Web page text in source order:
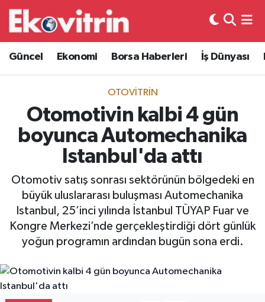
Güncel Ekonomi Borsa Haberleri İş Dünyası
OTOVITRIN
Otomotivin kalbi 4 gün
boyunca Automechanika
Istanbul'da attı
Otomotiv satış sonrası sektörünün bölgedeki en
büyük uluslararası buluşması Automechanika
Istanbul, 25’inci yılında İstanbul TÜYAP Fuar ve
Kongre Merkezi’nde gerçekleştirdiği dört günlük
yoğun programın ardından bugün sona erdi.
Güncel
Ekonomi
Borsa Haberleri
İş Dünyası
Lojistik
Otovitrin
Asayiş
Gayrimenkul
Hava Durumu
Trafik Durumu
Süper Lig Puan Durumu ve Fikstür
Tüm Manşetler
Son Dakika Haberleri
Haber Arşivi